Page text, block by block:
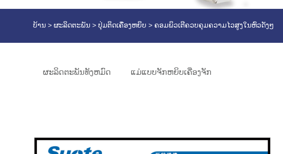
ບ້ານ > ຜະລິດຕະພັນ >ປຸ່ມຕິດເຄື່ອງຫຍິບ > ຄອມພິວເຕີຄວບຄຸມຄວາມໄວສູງໃນຫົວດັງໆ
ຜະລິດຕະພັນທັງຫມົດ ແມ່ແບບຈັກຫຍິບເຄື່ອງຈັກ